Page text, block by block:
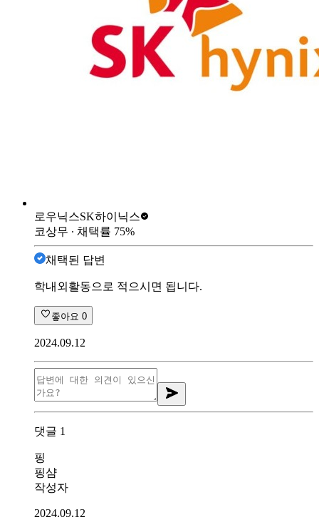
로우닉스SK하이닉스
코상무 ∙ 채택률 75%
채택된 답변
학내외활동으로 적으시면 됩니다.
좋아요 0
2024.09.12
댓글 1
핑
핑샴
작성자
2024.09.12